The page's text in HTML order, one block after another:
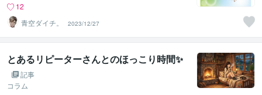
12
青空ダイチ。
2023/12/27
とあるリピーターさんとのほっこり時間✨️
記事
コラム